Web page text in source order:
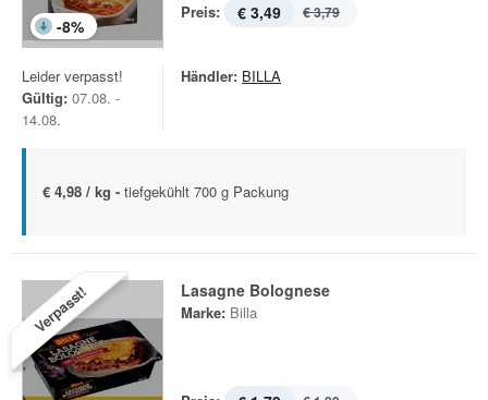
-8%
Preis: € 3,49 € 3,79
Leider verpasst!
Gültig: 07.08. -
14.08.
Händler: BILLA
€ 4,98 / kg - tiefgekühlt 700 g Packung
Verpasst! Lasagne Bolognese
Marke: Billa